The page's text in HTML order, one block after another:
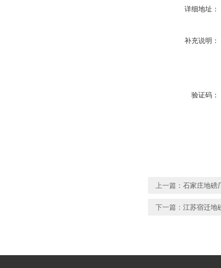
详细地址：
补充说明：
验证码：
上一篇： 石家庄地磅
下一篇： 江苏宿迁地